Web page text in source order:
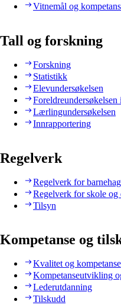
Vitnemål og
Tall og forskning
Forskning
Statistikk
Elevundersøkelsen
Foreldreundersøkelsen
Lærlingundersøkelsen
Innrapportering
Regelverk
Regelverk for
Regelverk for skole
Tilsyn
Kompetanse og
Kvalitet og kompetanse
Kompetanseutvikling
Lederutdanning
Tilskudd